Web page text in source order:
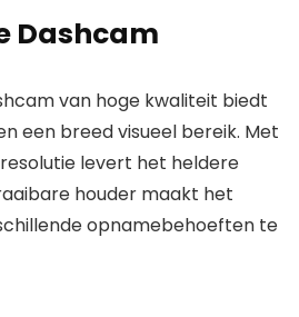
Dashcam
van hoge kwaliteit biedt
een breed visueel bereik. Met
resolutie levert het heldere
houder maakt het
opnamebehoeften te